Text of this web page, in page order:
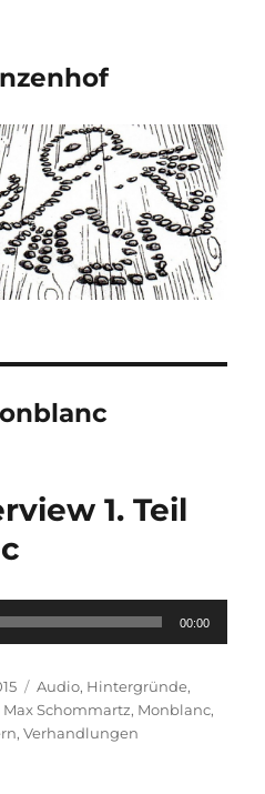
1. Teil
00:00
Kategorien
Audio, Hintergründe,
Max Schommartz, Monblanc,
,Verhandlungen